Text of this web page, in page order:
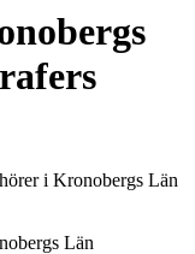
i Kronobergs Län
Län